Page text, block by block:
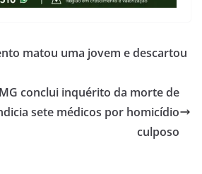
matou uma jovem e descartou
conclui inquérito da morte de
sete médicos por homicídio
culposo